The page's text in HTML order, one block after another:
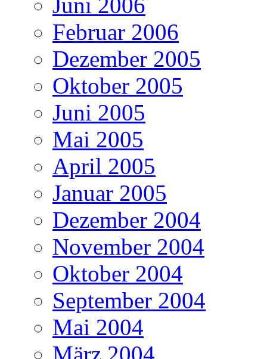
Februar 2006
Dezember 2005
Oktober 2005
Juni 2005
Mai 2005
April 2005
Januar 2005
Dezember 2004
November 2004
Oktober 2004
September 2004
Mai 2004
März 2004